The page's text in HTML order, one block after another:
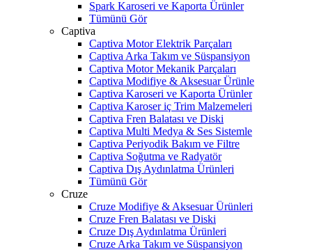
Spark Karoseri ve Kaporta Ürünler
Tümünü Gör
Captiva
Captiva Motor Elektrik Parçaları
Captiva Arka Takım ve Süspansiyon
Captiva Motor Mekanik Parçaları
Captiva Modifiye & Aksesuar Ürünle
Captiva Karoseri ve Kaporta Ürünler
Captiva Karoser iç Trim Malzemeleri
Captiva Fren Balatası ve Diski
Captiva Multi Medya & Ses Sistemle
Captiva Periyodik Bakım ve Filtre
Captiva Soğutma ve Radyatör
Captiva Dış Aydınlatma Ürünleri
Tümünü Gör
Cruze
Cruze Modifiye & Aksesuar Ürünleri
Cruze Fren Balatası ve Diski
Cruze Dış Aydınlatma Ürünleri
Cruze Arka Takım ve Süspansiyon